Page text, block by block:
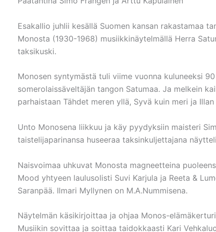
Esakallio juhlii kesällä Suomen kansan rakastamaa
Monosta (1930-1968) musiikkinäytelmällä Herra
taksikuski.
Monosen syntymästä tuli viime vuonna kuluneeksi
somerolaissäveltäjän tangon Satumaa. Ja melkein
parhaistaan Tähdet meren yllä, Syvä kuin meri ja
Unto Monosena liikkuu ja käy pyydyksiin maisteri
taistelijaparinansa huseeraa taksinkuljettajana
Naisvoimaa uhkuvat Monosta magneetteina
Mood yhtyeen laulusolisti Suvi Karjula ja Reeta &
Saranpää. Ilmari Myllynen on M.A.Nummisena.
Näytelmän käsikirjoittaa ja ohjaa Monos-
Musiikin sovittaa ja soittaa taidokkaasti Kari